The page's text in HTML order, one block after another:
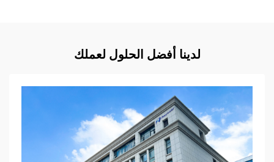
لدينا أفضل الحلول لعملك